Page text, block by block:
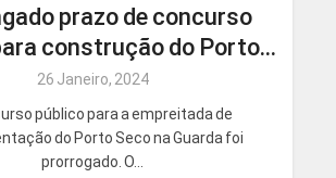
prazo de concurso
construção do Porto...
26 Janeiro, 2024
público para a empreitada de
do Porto Seco na Guarda foi
prorrogado. O...